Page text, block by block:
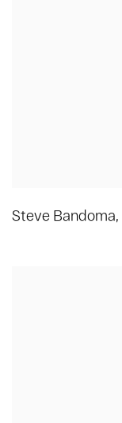
Steve Bandoma,